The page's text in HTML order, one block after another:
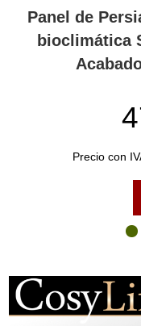
Panel de
bioclimática
Precio con